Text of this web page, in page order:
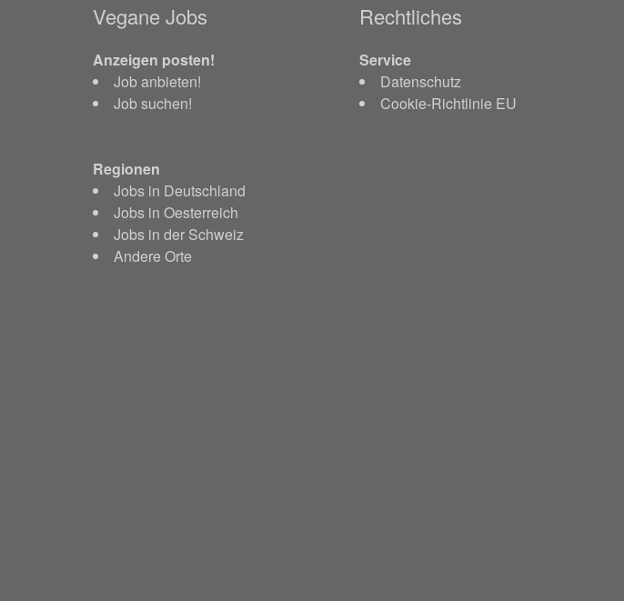
Vegane Jobs
Anzeigen posten!
Job anbieten!
Job suchen!
Regionen
Jobs in Deutschland
Jobs in Oesterreich
Jobs in der Schweiz
Andere Orte
Rechtliches
Service
Datenschutz
Cookie-Richtlinie EU